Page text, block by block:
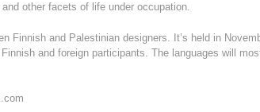
other facets of life under occupation.
Finnish and Palestinian designers. It’s held in
and foreign participants. The languages will